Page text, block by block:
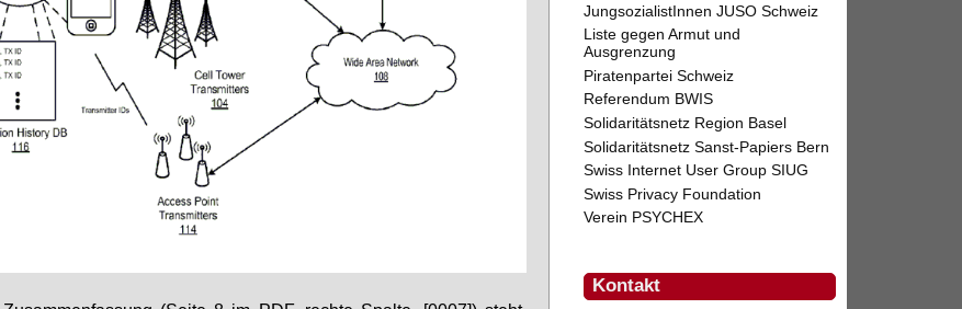
JungsozialistInnen JUSO Schweiz
Liste gegen Armut und
Ausgrenzung
Piratenpartei Schweiz
Referendum BWIS
Solidaritätsnetz Region Basel
Solidaritätsnetz Sanst-Papiers Bern
Swiss Internet User Group SIUG
Swiss Privacy Foundation
Verein PSYCHEX
Kontakt